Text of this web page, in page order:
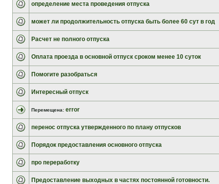
определение места проведения отпуска
может ли продолжительность отпуска быть более 60 сут в год
Расчет не полного отпуска
Оплата проезда в основной отпуск сроком менее 10 суток
Помогите разобраться
Интересный отпуск
Перемещена: error
перенос отпуска утвержденного по плану отпусков
Порядок предоставления основного отпуска
про переработку
Предоставление выходных в частях постоянной готовности.